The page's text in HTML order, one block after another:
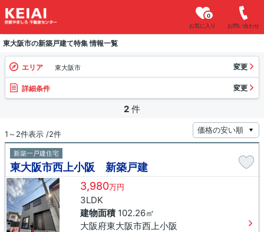
お気に入り
0
お問い合わせ
東大阪市の新築戸建て特集 情報一覧
エリア 東大阪市 変更
詳細条件 変更
2 件
1～2件表示 /2件
新築一戸建住宅
東大阪市西上小阪 新築戸建
3,980万円
3LDK
建物面積102.26㎡
大阪府東大阪市西上小阪